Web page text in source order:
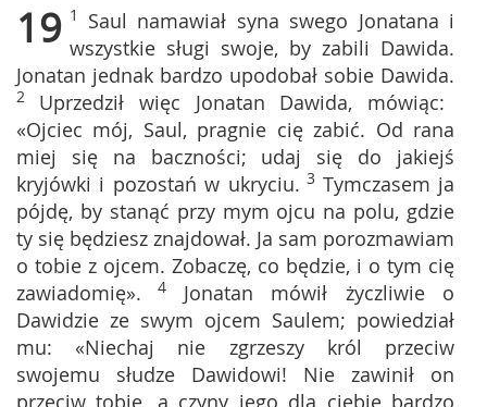
19 1 Saul namawiał syna swego Jonatana i
wszystkie sługi swoje, by zabili Dawida.
Jonatan jednak bardzo upodobał sobie Dawida.
2 Uprzedził więc Jonatan Dawida, mówiąc:
«Ojciec mój, Saul, pragnie cię zabić. Od rana
miej się na baczności; udaj się do jakiejś
kryjówki i pozostań w ukryciu. 3 Tymczasem ja
pójdę, by stanąć przy mym ojcu na polu, gdzie
ty się będziesz znajdował. Ja sam porozmawiam
o tobie z ojcem. Zobaczę, co będzie, i o tym cię
zawiadomię». 4 Jonatan mówił życzliwie o
Dawidzie ze swym ojcem Saulem; powiedział
mu: «Niechaj nie zgrzeszy król przeciw
swojemu słudze Dawidowi! Nie zawinił on
przeciw tobie, a czyny jego dla ciebie bardzo